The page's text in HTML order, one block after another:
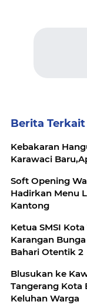
Berita Terkait
Kebakaran
Soft Opening Warteg Kharisma Bahari Otentik 2,
Hadirkan Menu
Kantong
Ketua SMSI
Karangan
Bahari Otentik 2
Blusukan ke
Tangerang Kota
Keluhan Warga